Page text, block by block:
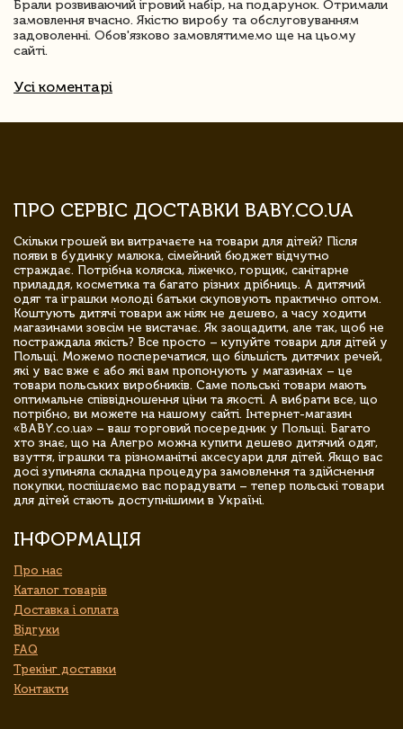
Брали розвиваючий ігровий набір, на подарунок. Отримали
замовлення вчасно. Якістю виробу та обслуговуванням
задоволенні. Обов'язково замовлятимемо ще на цьому
сайті.
Усі коментарі
ПРО СЕРВІС ДОСТАВКИ BABY.CO.UA
Скільки грошей ви витрачаєте на товари для дітей? Після
появи в будинку малюка, сімейний бюджет відчутно
страждає. Потрібна коляска, ліжечко, горщик, санітарне
приладдя, косметика та багато різних дрібниць. А дитячий
одяг та іграшки молоді батьки скуповують практично оптом.
Коштують дитячі товари аж ніяк не дешево, а часу ходити
магазинами зовсім не вистачає. Як заощадити, але так, щоб не
постраждала якість? Все просто – купуйте товари для дітей у
Польщі. Можемо посперечатися, що більшість дитячих речей,
які у вас вже є або які вам пропонують у магазинах – це
товари польських виробників. Саме польські товари мають
оптимальне співвідношення ціни та якості. А вибрати все, що
потрібно, ви можете на нашому сайті. Інтернет-магазин
«BABY.co.ua» – ваш торговий посередник у Польщі. Багато
хто знає, що на Алегро можна купити дешево дитячий одяг,
взуття, іграшки та різноманітні аксесуари для дітей. Якщо вас
досі зупиняла складна процедура замовлення та здійснення
покупки, поспішаємо вас порадувати – тепер польські товари
для дітей стають доступнішими в Україні.
ІНФОРМАЦІЯ
Про нас
Каталог товарів
Доставка і оплата
Відгуки
FAQ
Трекінг доставки
Контакти